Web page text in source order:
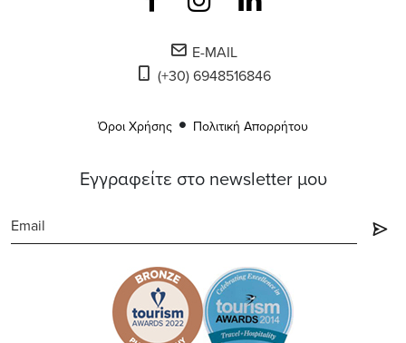
Εγγραφείτε στο newsletter μου
E-MAIL
(+30) 6948516846
Όροι Χρήσης Πολιτική Απορρήτου